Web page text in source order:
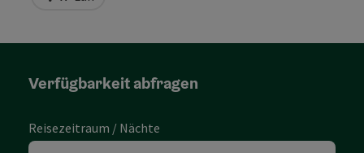
Verfügbarkeit abfragen
Reisezeitraum / Nächte